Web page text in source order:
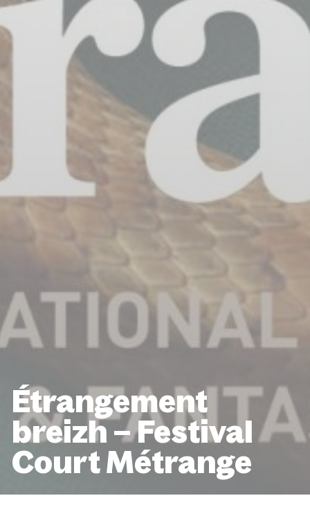
Étrangement
breizh – Festival
Court Métrange